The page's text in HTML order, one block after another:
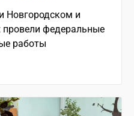
Новгородском и
федеральные
работы